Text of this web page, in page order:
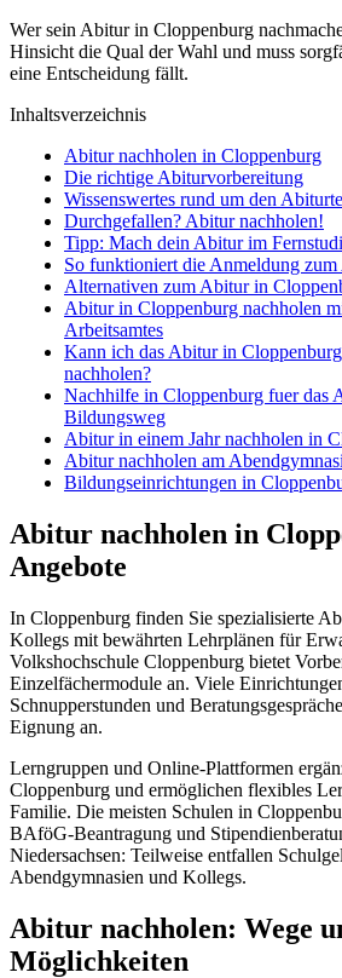
Wer sein Abitur in Cloppenburg
Hinsicht die Qual der Wahl und muss
eine Entscheidung fällt.
Inhaltsverzeichnis
Abitur nachholen in Cloppenburg
Die richtige Abiturvorbereitung
Wissenswertes rund um den
Durchgefallen? Abitur nachholen!
Tipp: Mach dein Abitur im
So funktioniert die Anmeldung
Alternativen zum Abitur in
Abitur in Cloppenburg nachholen
Arbeitsamtes
Kann ich das Abitur in
nachholen?
Nachhilfe in Cloppenburg fuer das
Bildungsweg
Abitur in einem Jahr nachholen in
Abitur nachholen am
Bildungseinrichtungen in
Abitur nachholen in
Angebote
In Cloppenburg finden Sie spezialisierte
Kollegs mit bewährten Lehrplänen für
Volkshochschule Cloppenburg bietet
Einzelfächermodule an. Viele
Schnupperstunden und
Eignung an.
Lerngruppen und Online-Plattformen
Cloppenburg und ermöglichen flexibles
Familie. Die meisten Schulen in
BAföG-Beantragung und
Niedersachsen: Teilweise entfallen
Abendgymnasien und Kollegs.
Abitur nachholen: Wege
Möglichkeiten